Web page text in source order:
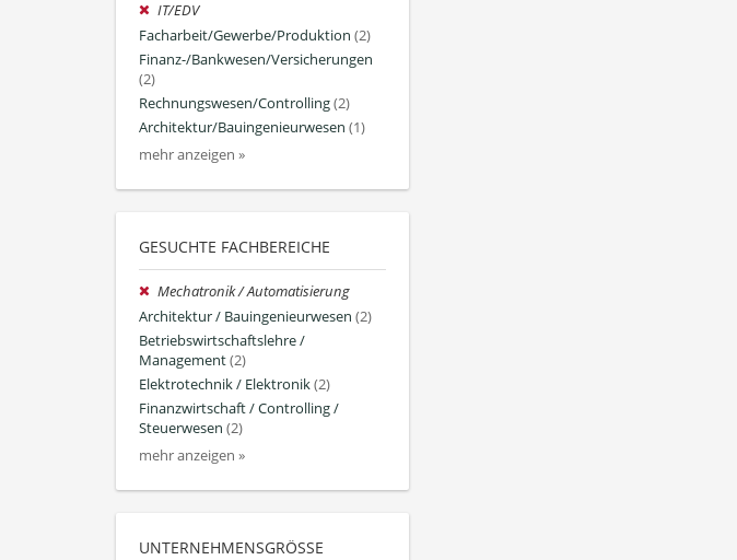
IT/EDV
Facharbeit/Gewerbe/Produktion (2)
Finanz-/Bankwesen/Versicherungen
(2)
Rechnungswesen/Controlling(2)
Architektur/Bauingenieurwesen (1)
mehr anzeigen »
GESUCHTE FACHBEREICHE
Mechatronik / Automatisierung
Architektur / Bauingenieurwesen (2)
Betriebswirtschaftslehre /
Management(2)
Elektrotechnik / Elektronik(2)
Finanzwirtschaft / Controlling /
Steuerwesen (2)
mehr anzeigen »
UNTERNEHMENSGRÖSSE